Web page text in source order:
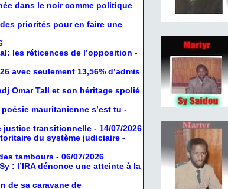
dans le noir comme politique
priorités pour en faire une
les réticences de l’opposition -
avec seulement 13,56% d’admis
Omar Tall et son héritage spolié
mauritanienne s’est tu -
justice transitionnelle - 14/07/2026
du système judiciaire -
tambours - 06/07/2026
: l’IRA dénonce une atteinte à la
de sa caravane de